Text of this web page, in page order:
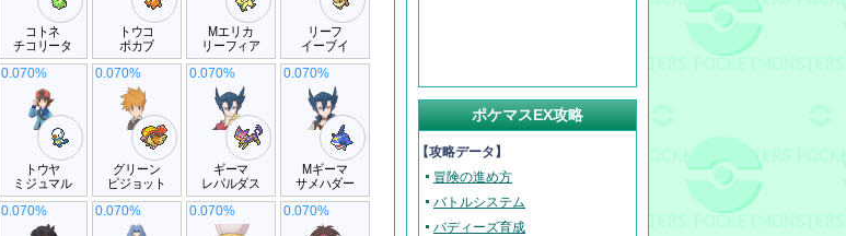
コトネ
チコリータ
トウコ
ポカブ
Mエリカ
リーフィア
リーフ
イーブイ
トウヤ
ミジュマル
0.070%
グリーン
ピジョット
0.070%
ギーマ
レパルダス
0.070%
Mギーマ
サメハダー
0.070%
0.070% 0.070% 0.070% 0.070%
ポケマスEX攻略
【攻略データ】
冒険の進め方
バトルシステム
バディーズ育成